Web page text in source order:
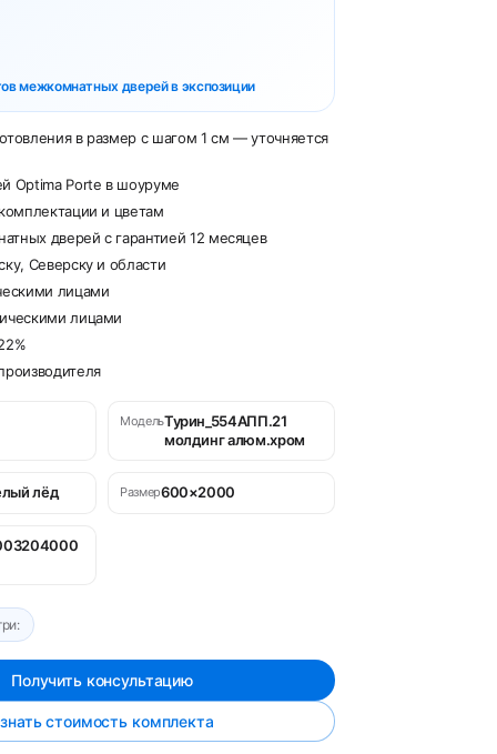
межкомнатных дверей в экспозиции
в размер с шагом 1 см — уточняется
Optima Porte в шоуруме
и цветам
дверей с гарантией 12 месяцев
Северску и области
лицами
лицами
МодельТурин_554АПП.21
молдинг алюм.хром
лёд Размер600×2000
Получить консультацию
стоимость комплекта